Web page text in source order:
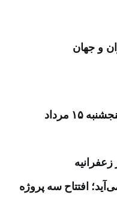
و جهان
مرداد
افتتاح سه پروژه